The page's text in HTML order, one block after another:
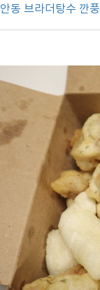
안동 브라더탕수 깐